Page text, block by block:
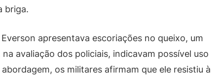
briga.
apresentava escoriações no queixo, um
avaliação dos policiais, indicavam possível uso
os militares afirmam que ele resistiu à